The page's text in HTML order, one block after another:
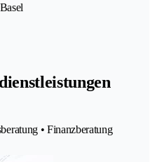
• Finanzberatung